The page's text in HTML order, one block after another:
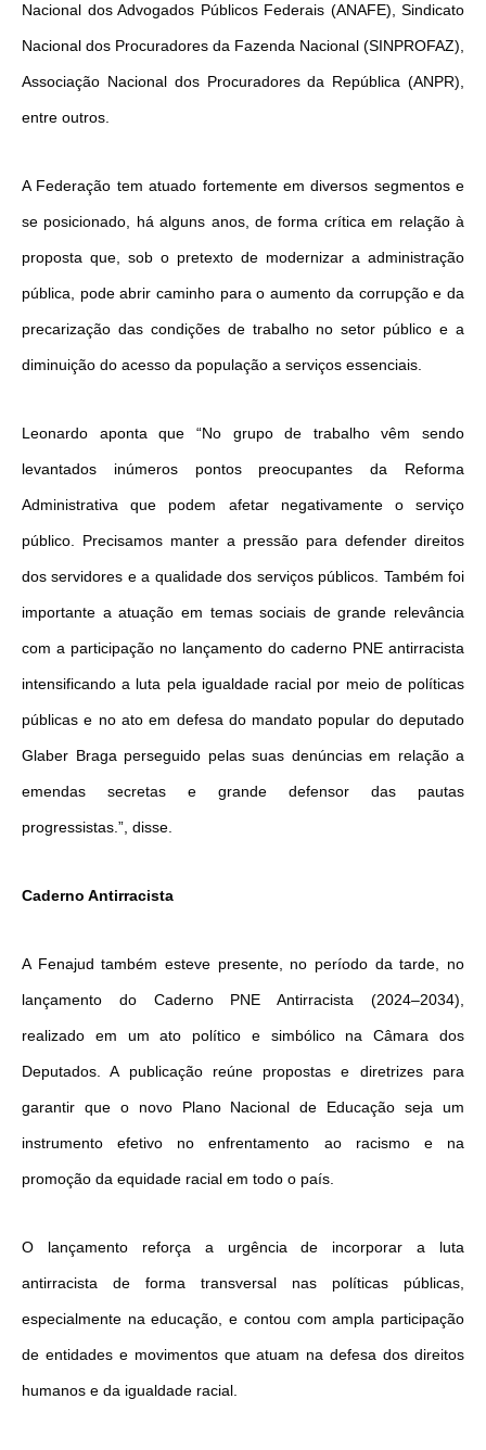
Nacional dos Advogados Públicos Federais (ANAFE), Sindicato
Nacional dos Procuradores da Fazenda Nacional (SINPROFAZ),
Associação Nacional dos Procuradores da República (ANPR),
entre outros.
A Federação tem atuado fortemente em diversos segmentos e
se posicionado, há alguns anos, de forma crítica em relação à
proposta que, sob o pretexto de modernizar a administração
pública, pode abrir caminho para o aumento da corrupção e da
precarização das condições de trabalho no setor público e a
diminuição do acesso da população a serviços essenciais.
Leonardo aponta que “No grupo de trabalho vêm sendo
levantados inúmeros pontos preocupantes da Reforma
Administrativa que podem afetar negativamente o serviço
público. Precisamos manter a pressão para defender direitos
dos servidores e a qualidade dos serviços públicos. Também foi
importante a atuação em temas sociais de grande relevância
com a participação no lançamento do caderno PNE antirracista
intensificando a luta pela igualdade racial por meio de políticas
públicas e no ato em defesa do mandato popular do deputado
Glaber Braga perseguido pelas suas denúncias em relação a
emendas secretas e grande defensor das pautas
progressistas.”, disse.
Caderno Antirracista
A Fenajud também esteve presente, no período da tarde, no
lançamento do Caderno PNE Antirracista (2024–2034),
realizado em um ato político e simbólico na Câmara dos
Deputados. A publicação reúne propostas e diretrizes para
garantir que o novo Plano Nacional de Educação seja um
instrumento efetivo no enfrentamento ao racismo e na
promoção da equidade racial em todo o país.
O lançamento reforça a urgência de incorporar a luta
antirracista de forma transversal nas políticas públicas,
especialmente na educação, e contou com ampla participação
de entidades e movimentos que atuam na defesa dos direitos
humanos e da igualdade racial.